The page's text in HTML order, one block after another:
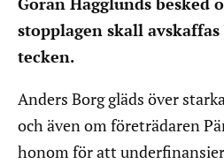
stopplagen skall
tecken.
Anders Borg gläds över
och även om företrädaren
honom för att